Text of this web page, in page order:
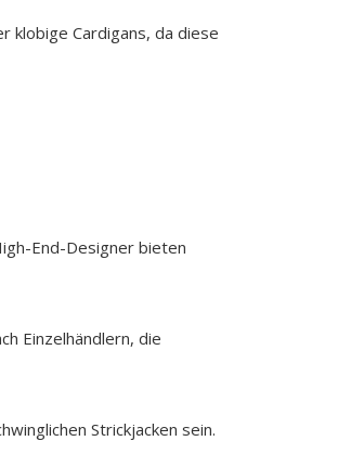
klobige Cardigans, da diese
End-Designer bieten
Einzelhändlern, die
Strickjacken sein.